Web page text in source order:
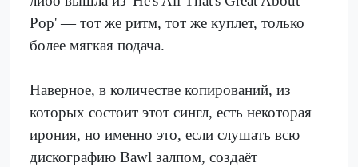
Pop' — тот же ритм, тот же куплет, только
более мягкая подача.
Наверное, в количестве копирований, из
которых состоит этот сингл, есть некоторая
ирония, но именно это, если слушать всю
дискографию Bawl залпом, создаёт